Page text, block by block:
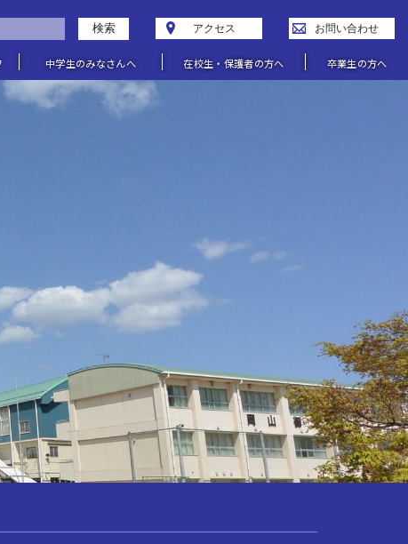
検索 アクセス お問い合わせ
中学生のみなさんへ 在校生・保護者の方へ 卒業生の方へ